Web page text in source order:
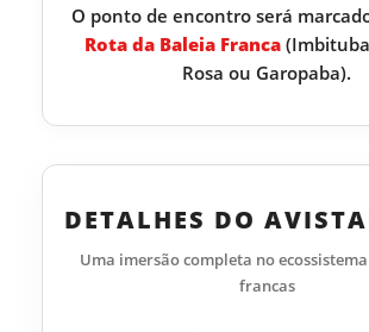
O ponto de encontro será
Rota da Baleia Franca
Rosa ou Garopaba).
DETALHES DO
Uma imersão completa no
francas